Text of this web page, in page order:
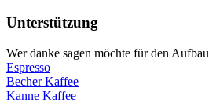
Unterstützung
Wer danke sagen möchte für den
Espresso
Becher Kaffee
Kanne Kaffee